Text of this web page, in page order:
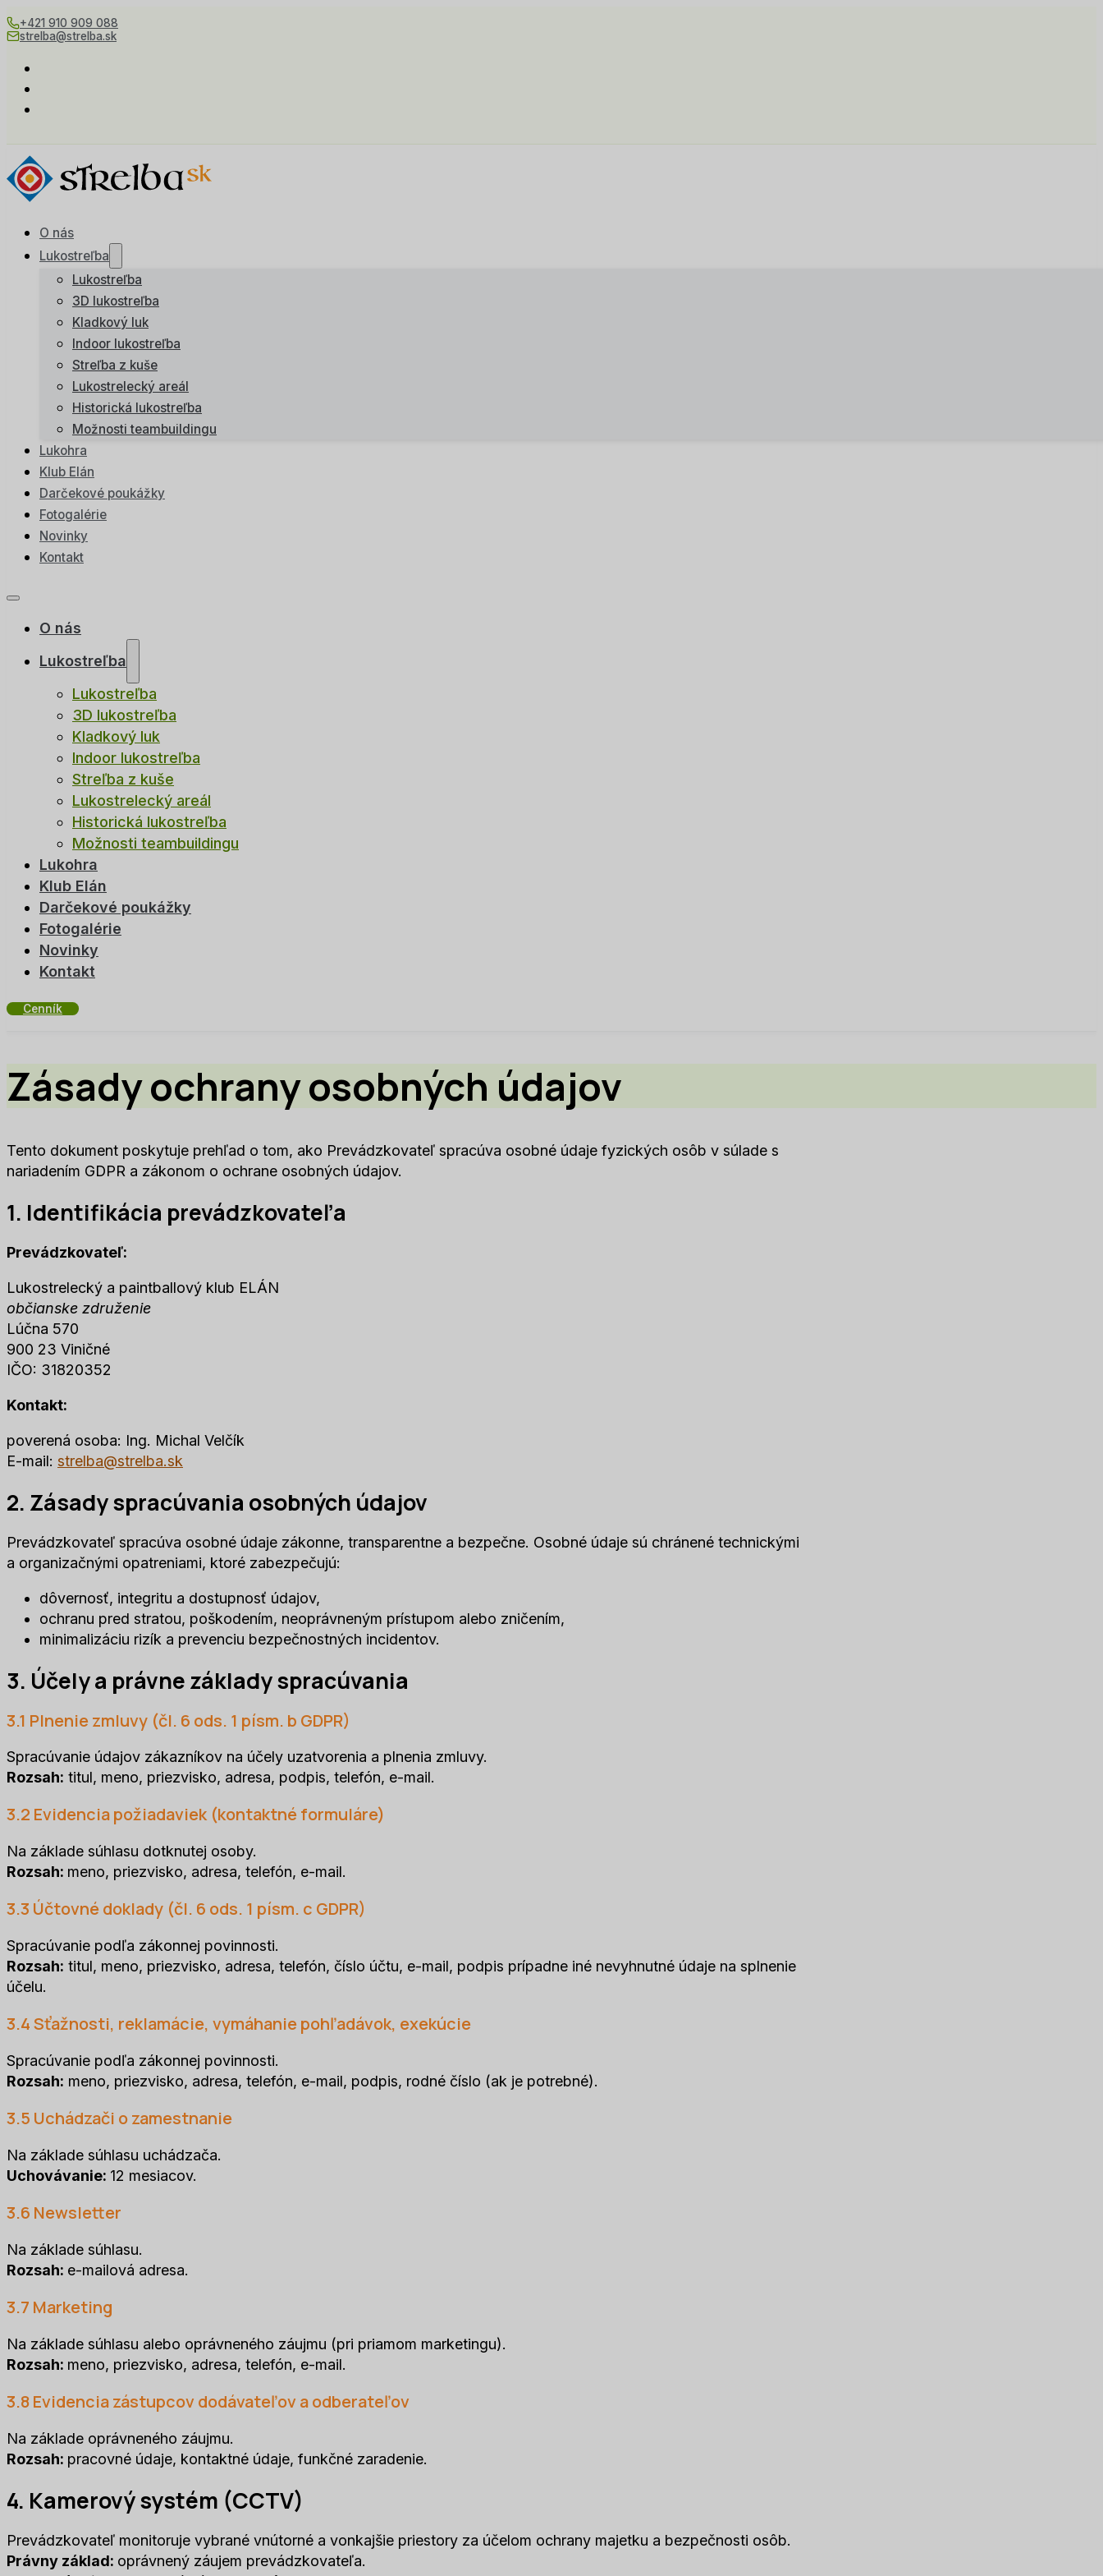
+421 910 909 088
strelba@strelba.sk
O nás
Lukostreľba
Lukostreľba
3D lukostreľba
Kladkový luk
Indoor lukostreľba
Streľba z kuše
Lukostrelecký areál
Historická lukostreľba
Možnosti teambuildingu
Lukohra
Klub Elán
Darčekové poukážky
Fotogalérie
Novinky
Kontakt
O nás
Lukostreľba
Lukostreľba
3D lukostreľba
Kladkový luk
Indoor lukostreľba
Streľba z kuše
Lukostrelecký areál
Historická lukostreľba
Možnosti teambuildingu
Lukohra
Klub Elán
Darčekové poukážky
Fotogalérie
Novinky
Kontakt
Cenník
Zásady ochrany osobných údajov
Tento dokument poskytuje prehľad o tom, ako Prevádzkovateľ spracúva osobné údaje fyzických osôb v súlade s
nariadením GDPR a zákonom o ochrane osobných údajov.
1. Identifikácia prevádzkovateľa
Prevádzkovateľ:
Lukostrelecký a paintballový klub ELÁN
občianske združenie
Lúčna 570
900 23 Viničné
IČO: 31820352
Kontakt:
poverená osoba: Ing. Michal Velčík
E-mail: strelba@strelba.sk
2. Zásady spracúvania osobných údajov
Prevádzkovateľ spracúva osobné údaje zákonne, transparentne a bezpečne. Osobné údaje sú chránené technickými
a organizačnými opatreniami, ktoré zabezpečujú:
dôvernosť, integritu a dostupnosť údajov,
ochranu pred stratou, poškodením, neoprávneným prístupom alebo zničením,
minimalizáciu rizík a prevenciu bezpečnostných incidentov.
3. Účely a právne základy spracúvania
3.1 Plnenie zmluvy (čl. 6 ods. 1 písm. b GDPR)
Spracúvanie údajov zákazníkov na účely uzatvorenia a plnenia zmluvy.
Rozsah: titul, meno, priezvisko, adresa, podpis, telefón, e-mail.
3.2 Evidencia požiadaviek (kontaktné formuláre)
Na základe súhlasu dotknutej osoby.
Rozsah: meno, priezvisko, adresa, telefón, e-mail.
3.3 Účtovné doklady (čl. 6 ods. 1 písm. c GDPR)
Spracúvanie podľa zákonnej povinnosti.
Rozsah: titul, meno, priezvisko, adresa, telefón, číslo účtu, e-mail, podpis prípadne iné nevyhnutné údaje na splnenie
účelu.
3.4 Sťažnosti, reklamácie, vymáhanie pohľadávok, exekúcie
Spracúvanie podľa zákonnej povinnosti.
Rozsah: meno, priezvisko, adresa, telefón, e-mail, podpis, rodné číslo (ak je potrebné).
3.5 Uchádzači o zamestnanie
Na základe súhlasu uchádzača.
Uchovávanie: 12 mesiacov.
3.6 Newsletter
Na základe súhlasu.
Rozsah: e-mailová adresa.
3.7 Marketing
Na základe súhlasu alebo oprávneného záujmu (pri priamom marketingu).
Rozsah: meno, priezvisko, adresa, telefón, e-mail.
3.8 Evidencia zástupcov dodávateľov a odberateľov
Na základe oprávneného záujmu.
Rozsah: pracovné údaje, kontaktné údaje, funkčné zaradenie.
4. Kamerový systém (CCTV)
Prevádzkovateľ monitoruje vybrané vnútorné a vonkajšie priestory za účelom ochrany majetku a bezpečnosti osôb.
Právny základ: oprávnený záujem prevádzkovateľa.